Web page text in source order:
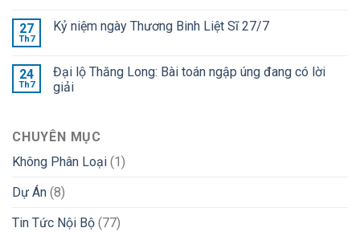
27
Th7
Kỷ niệm ngày Thương Binh Liệt Sĩ 27/7
24
Th7
Đại lộ Thăng Long: Bài toán ngập úng đang có lời
giải
CHUYÊN MỤC
Không Phân Loại (1)
Dự Án (8)
Tin Tức Nội Bộ (77)